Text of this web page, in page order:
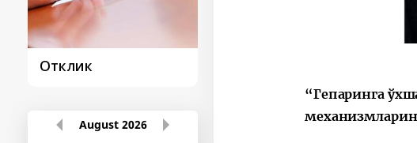
Отклик
его исполнение
August 2026
“Гепаринга